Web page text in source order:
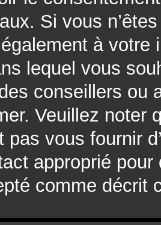
Si vous
également à
lequel vous
conseillers ou
Veuillez noter
pas vous fournir
approprié
comme décrit